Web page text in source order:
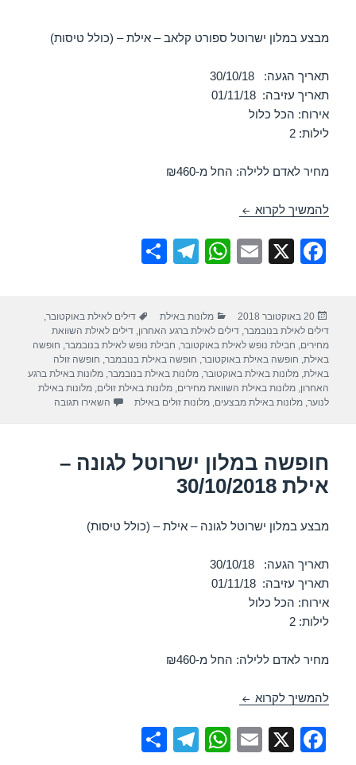
מבצע במלון ישרוטל ספורט קלאב – אילת – (כולל טיסות)
תאריך הגעה: 30/10/18
תאריך עזיבה: 01/11/18
אירוח: הכל כלול
לילות: 2
מחיר לאדם ללילה: החל מ-₪460
להמשיך לקרוא חופשה במלון ישרוטל ספורט קלאב – אילת 30/10/2018
F
e
b
o
o
X
E
W
s
A
p
p
T
gr
a
m
e
פורסם
בתאריך
20 באוקטובר 2018 קטגוריות
מלונות באילת תגיות
דילים לאילת באוקטובר,
דילים לאילת בנובמבר,דילים לאילת ברגע האחרון,דילים לאילת השוואת
מחירים, חבילת נופש לאילת באוקטובר, חבילת נופש לאילת בנובמבר, חופשה
באילת, חופשה באילת באוקטובר, חופשה באילת בנובמבר, חופשה זולה
באילת,מלונות באילת באוקטובר,מלונות באילת בנובמבר,מלונות באילת ברגע
האחרון,מלונות באילת השוואת מחירים,מלונות באילת זולים,מלונות באילת
לנוער,מלונות באילת מבצעים,מלונות זולים באילת השאירו תגובה
חופשה במלון ישרוטל לגונה –
אילת 30/10/2018
מבצע במלון ישרוטל לגונה – אילת – (כולל טיסות)
תאריך הגעה: 30/10/18
תאריך עזיבה: 01/11/18
אירוח: הכל כלול
לילות: 2
מחיר לאדם ללילה: החל מ-₪460
להמשיך לקרוא חופשה במלון ישרוטל לגונה – אילת 30/10/2018
F
X
E
W
T